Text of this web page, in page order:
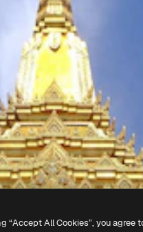
“Accept All Cookies”, you